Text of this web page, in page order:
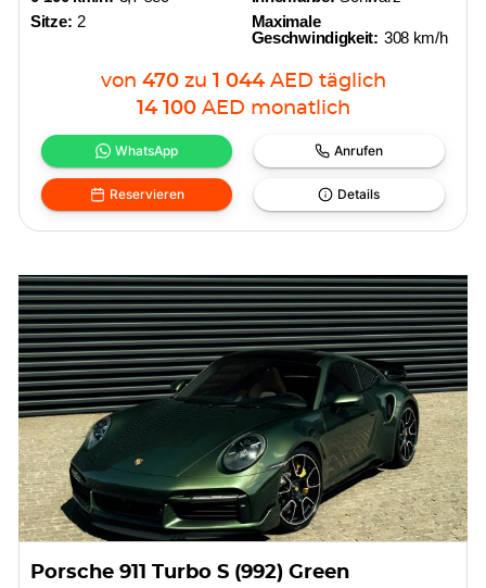
Sitze: 2
Maximale
Geschwindigkeit: 308 km/h
von 470 zu 1 044 AED täglich
14 100 AED monatlich
WhatsApp Anrufen
Reservieren Details
Porsche 911 Turbo S (992) Green